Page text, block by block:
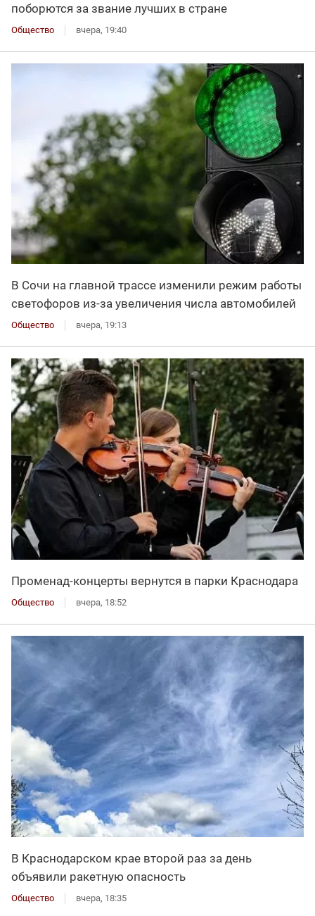
поборются за звание лучших в стране
Общество вчера, 19:40
В Сочи на главной трассе изменили режим работы
светофоров из-за увеличения числа автомобилей
Общество вчера, 19:13
Променад-концерты вернутся в парки Краснодара
Общество вчера, 18:52
В Краснодарском крае второй раз за день
объявили ракетную опасность
Общество вчера, 18:35